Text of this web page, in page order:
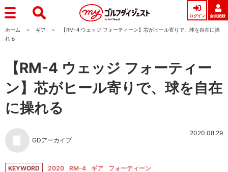
ログイン 会員登録
ホーム ギア
【RM-4 ウェッジ フォーティーン】芯がヒール寄りで、球を自在に操
れる
【RM-4 ウェッジ フォーティー
ン】芯がヒール寄りで、球を自在
に操れる
GDアーカイブ
2020.08.29
KEYWORD 2020 RM-4 ギア
フォーティーン